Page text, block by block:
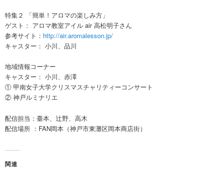
特集２ 「簡単！アロマの楽しみ方」
ゲスト： アロマ教室アイル air 高松明子さん
参考サイト： http://air.aromalesson.jp/
キャスター： 小川、品川
地域情報コーナー
キャスター： 小川、赤澤
① 甲南女子大学クリスマスチャリティーコンサート
② 神戸ルミナリエ
配信担当：臺本、辻野、高木
配信場所 ：FAN岡本（神戸市東灘区岡本商店街）
関連